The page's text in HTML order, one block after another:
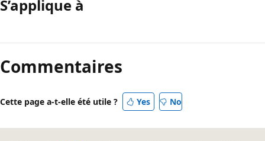
S’applique à
lecture
désactivé
Commentaires
Cette page a-t-elle été utile ? Yes No